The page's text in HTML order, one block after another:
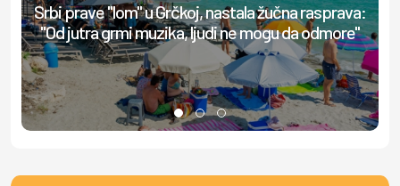
Srbi prave "lom" u Grčkoj, nastala žučna rasprava:
"Od jutra grmi muzika, ljudi ne mogu da odmore"